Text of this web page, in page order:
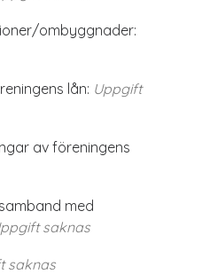
ombyggnader:
lån: Uppgift
av föreningens
med
saknas
saknas